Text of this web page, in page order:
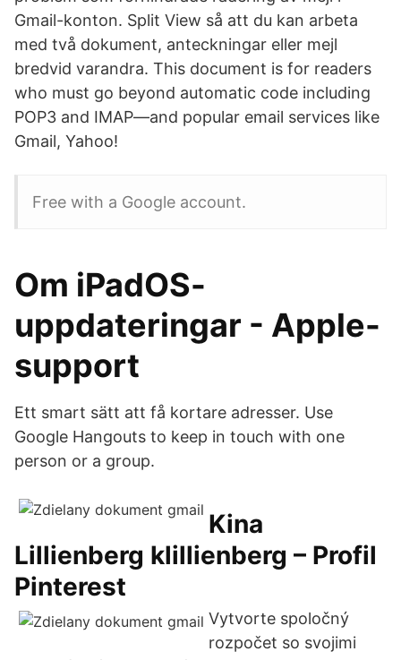
Gmail-konton. Split View så att du kan arbeta
med två dokument, anteckningar eller mejl
bredvid varandra. This document is for readers
who must go beyond automatic code including
POP3 and IMAP—and popular email services like
Gmail, Yahoo!
Free with a Google account.
Om iPadOS-
uppdateringar - Apple-
support
Ett smart sätt att få kortare adresser. Use
Google Hangouts to keep in touch with one
person or a group.
Kina
Lillienberg klillienberg – Profil
Pinterest
Vytvorte spoločný
rozpočet so svojimi